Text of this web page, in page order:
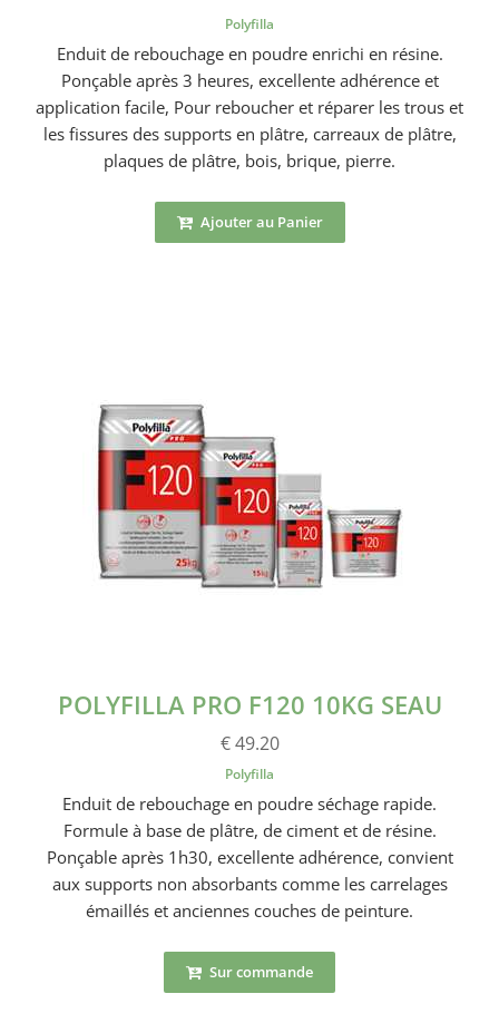
Polyfilla
Enduit de rebouchage en poudre enrichi en résine.
Ponçable après 3 heures, excellente adhérence et
application facile, Pour reboucher et réparer les trous et
les fissures des supports en plâtre, carreaux de plâtre,
plaques de plâtre, bois, brique, pierre.
Ajouter au Panier
POLYFILLA PRO F120 10KG SEAU
€ 49.20
Polyfilla
Enduit de rebouchage en poudre séchage rapide.
Formule à base de plâtre, de ciment et de résine.
Ponçable après 1h30, excellente adhérence, convient
aux supports non absorbants comme les carrelages
émaillés et anciennes couches de peinture.
Sur commande